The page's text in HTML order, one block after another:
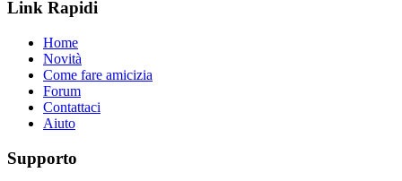
Link Rapidi
Home
Novità
Come fare amicizia
Forum
Contattaci
Aiuto
Supporto